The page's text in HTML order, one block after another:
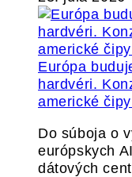
Európa
hardvéri.
americké
Do súboja o
európskych
dátových